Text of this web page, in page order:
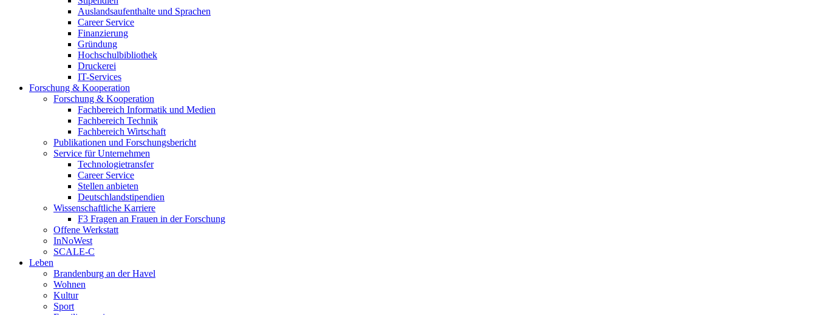
Auslandsaufenthalte und Sprachen
Career Service
Finanzierung
Gründung
Hochschulbibliothek
Druckerei
IT-Services
Forschung & Kooperation
Forschung & Kooperation
Fachbereich Informatik und Medien
Fachbereich Technik
Fachbereich Wirtschaft
Publikationen und Forschungsbericht
Service für Unternehmen
Technologietransfer
Career Service
Stellen anbieten
Deutschlandstipendien
Wissenschaftliche Karriere
F3 Fragen an Frauen in der Forschung
Offene Werkstatt
InNoWest
SCALE-C
Leben
Brandenburg an der Havel
Wohnen
Kultur
Sport